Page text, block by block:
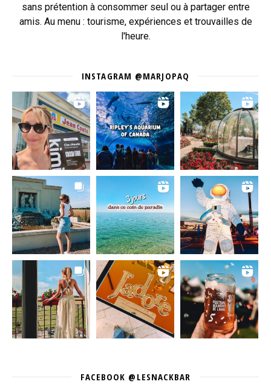
sans prétention à consommer seul ou à partager entre
amis. Au menu : tourisme, expériences et trouvailles de
l'heure.
INSTAGRAM @MARJOPAQ
FACEBOOK @LESNACKBAR